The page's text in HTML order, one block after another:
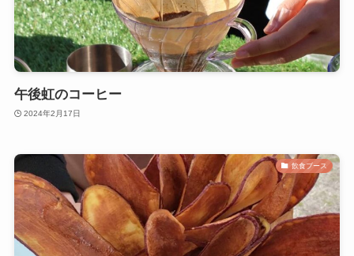
午後虹のコーヒー
2024年2月17日
飲食ブース